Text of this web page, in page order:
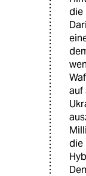
die
auf
die